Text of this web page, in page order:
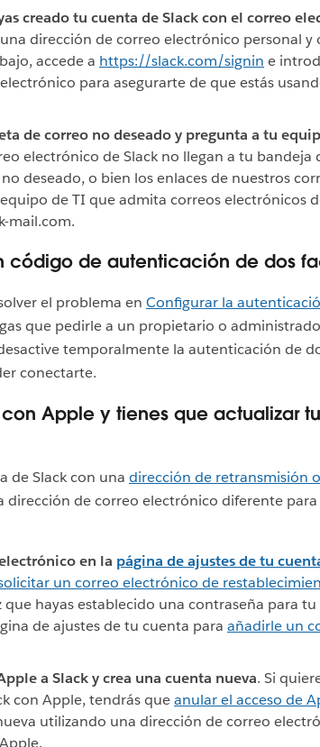
creado tu cuenta de Slack con el correo
una dirección de correo electrónico personal y
accede a https://slack.com/signin e
para asegurarte de que estás
de correo no deseado y pregunta a tu
electrónico de Slack no llegan a tu bandeja
deseado, o bien los enlaces de nuestros
de TI que admita correos electrónicos
mail.com.
código de autenticación de dos
el problema en Configurar la
que pedirle a un propietario o
temporalmente la autenticación de
conectarte.
Apple y tienes que actualizar
de Slack con una dirección de retransmisión
dirección de correo electrónico diferente
en la página de ajustes de tu
un correo electrónico de
que hayas establecido una contraseña para
de ajustes de tu cuenta para añadirle un
a Slack y crea una cuenta nueva. Si
con Apple, tendrás queanular el acceso de
utilizando una dirección de correo